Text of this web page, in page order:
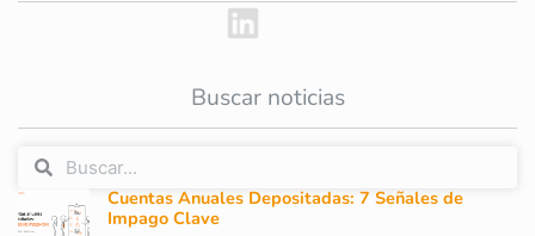
Buscar noticias
Cuentas Anuales Depositadas: 7 Señales de
Impago Clave